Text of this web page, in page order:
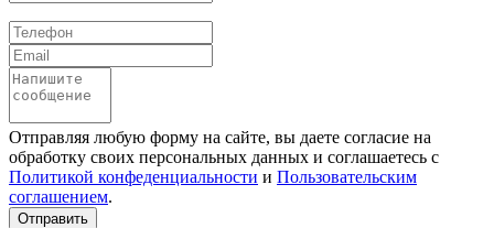
Телефон
Email
Сообщение
Отправляя любую форму на сайте, вы даете согласие на
обработку своих персональных данных и соглашаетесь с
Политикой конфеденциальности и Пользовательским
соглашением.
Отправить